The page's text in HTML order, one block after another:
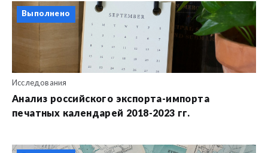
Выполнено
Исследования
Анализ российского экспорта-импорта
печатных календарей 2018-2023 гг.